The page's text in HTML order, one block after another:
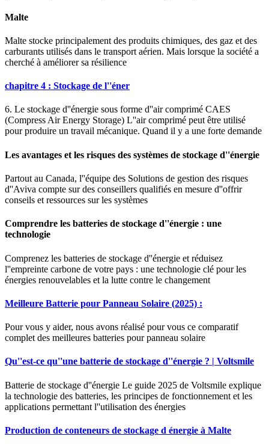
Malte
Malte stocke principalement des produits chimiques, des gaz et des
carburants utilisés dans le transport aérien. Mais lorsque la société a
cherché à améliorer sa résilience
chapitre 4 : Stockage de l''éner
6. Le stockage d''énergie sous forme d''air comprimé CAES
(Compress Air Energy Storage) L''air comprimé peut être utilisé
pour produire un travail mécanique. Quand il y a une forte demande
Les avantages et les risques des systèmes de stockage d''énergie
Partout au Canada, l''équipe des Solutions de gestion des risques
d''Aviva compte sur des conseillers qualifiés en mesure d''offrir
conseils et ressources sur les systèmes
Comprendre les batteries de stockage d''énergie : une
technologie
Comprenez les batteries de stockage d''énergie et réduisez
l''empreinte carbone de votre pays : une technologie clé pour les
énergies renouvelables et la lutte contre le changement
Meilleure Batterie pour Panneau Solaire (2025) :
Pour vous y aider, nous avons réalisé pour vous ce comparatif
complet des meilleures batteries pour panneau solaire
Qu''est-ce qu''une batterie de stockage d''énergie ? | Voltsmile
Batterie de stockage d''énergie Le guide 2025 de Voltsmile explique
la technologie des batteries, les principes de fonctionnement et les
applications permettant l''utilisation des énergies
Production de conteneurs de stockage d énergie à Malte